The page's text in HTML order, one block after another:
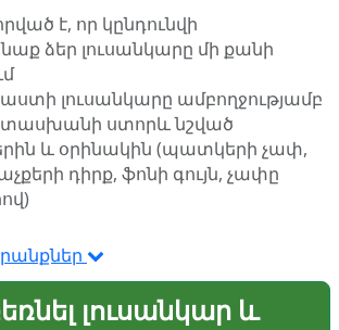
է, որ կընդունվի
ձեր լուսանկարը մի քանի
լուսանկարը ամբողջությամբ
ստորև նշված
և օրինակին (պատկերի չափ,
դիրք, ֆոնի գույն, չափը
լուսանկար և